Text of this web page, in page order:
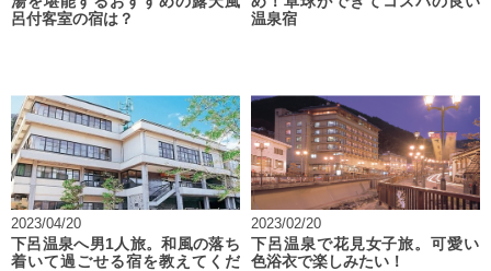
呂付客室の宿は？
温泉宿
2023/04/20
下呂温泉へ男1人旅。和風の落ち
着いて過ごせる宿を教えてくだ
2023/02/20
下呂温泉で花見女子旅。可愛い
色浴衣で楽しみたい！